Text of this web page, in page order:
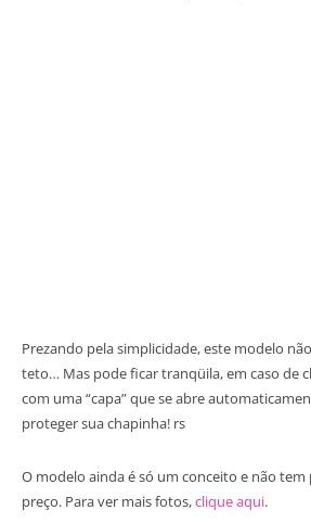
Prezando pela simplicidade, este modelo
teto… Mas pode ficar tranqüila, em caso de
com uma “capa” que se abre
proteger sua chapinha! rs
O modelo ainda é só um conceito e não
preço. Para ver mais fotos,clique aqui.